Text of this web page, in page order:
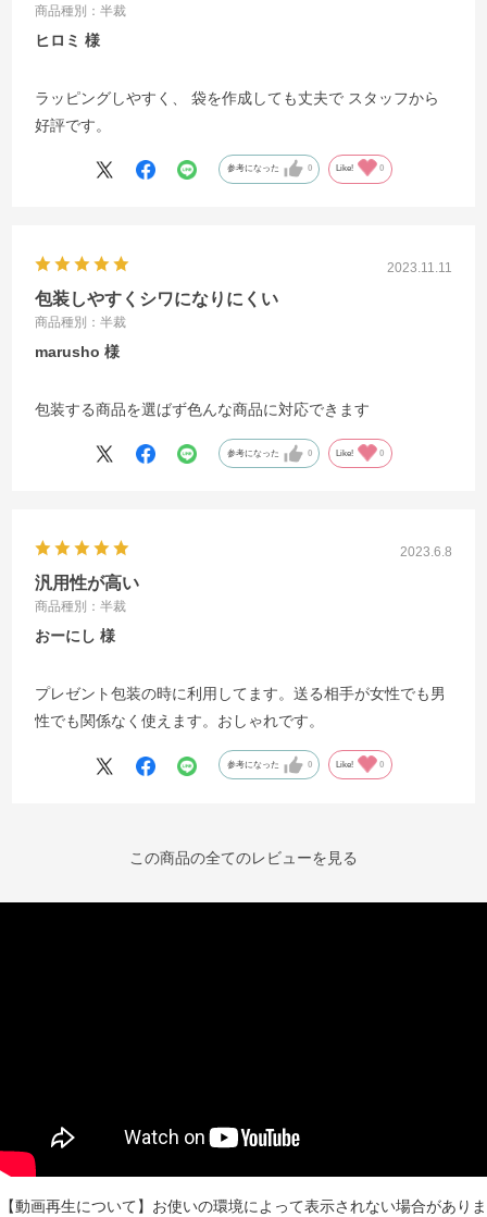
商品種別：半裁
ヒロミ
ラッピングしやすく、 袋を作成しても丈夫で スタッフから
好評です。
参考になった 0 Like! 0
2023.11.11
包装しやすくシワになりにくい
商品種別：半裁
marusho
包装する商品を選ばず色んな商品に対応できます
参考になった 0 Like! 0
2023.6.8
汎用性が高い
商品種別：半裁
おーにし
プレゼント包装の時に利用してます。送る相手が女性でも男
性でも関係なく使えます。おしゃれです。
参考になった 0 Like! 0
この商品の全てのレビューを見る
【動画再生について】お使いの環境によって表示されない場合がありま